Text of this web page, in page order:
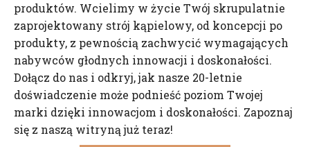
produktów. Wcielimy w życie Twój skrupulatnie
zaprojektowany strój kąpielowy, od koncepcji po
produkty, z pewnością zachwycić wymagających
nabywców głodnych innowacji i doskonałości.
Dołącz do nas i odkryj, jak nasze 20-letnie
doświadczenie może podnieść poziom Twojej
marki dzięki innowacjom i doskonałości. Zapoznaj
się z naszą witryną już teraz!